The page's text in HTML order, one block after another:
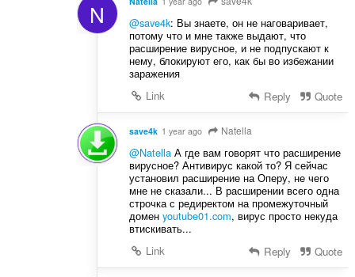
N @save4k: Вы знаете, он не наговаривает,
потому что и мне также выдают, что
расширение вирусное, и не подпускают к
нему, блокируют его, как бы во избежании
заражения
Link
Reply Quote
save4k 1 year ago Natella
@NatellaА где вам говорят что расширение
вирусное? Антивирус какой то? Я сейчас
установил расширение на Оперу, не чего
мне не сказали... В расширении всего одна
строчка с редиректом на промежуточный
домен youtube01.com, вирус просто некуда
втискивать...
Link
Reply Quote